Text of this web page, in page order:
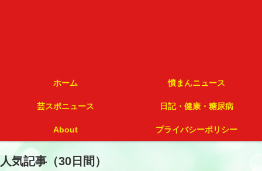
ホーム 憤まんニュース
芸スポニュース 日記・健康・糖尿病
About プライバシーポリシー
人気記事（30日間）